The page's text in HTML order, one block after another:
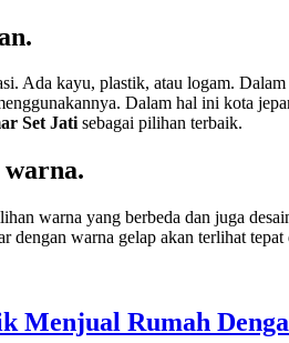
Ada kayu, plastik, atau logam.
Dalam hal ini kota
Set Jatisebagai pilihan terbaik.
warna yang berbeda dan juga
dengan warna gelap akan terlihat
Menjual Rumah